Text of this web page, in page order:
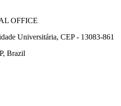
OFFICE
Universitária, CEP - 13083-861
Brazil